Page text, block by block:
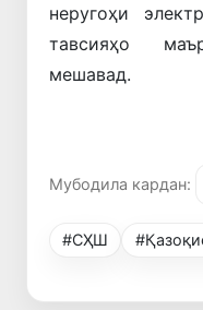
неругоҳи
тавсияҳо
мешавад.
Мубодила кардан:
#СҲШ